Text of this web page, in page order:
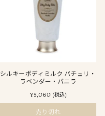
シルキーボディミルク パチュリ・
ラベンダー・バニラ
¥5,060 (税込)
売り切れ